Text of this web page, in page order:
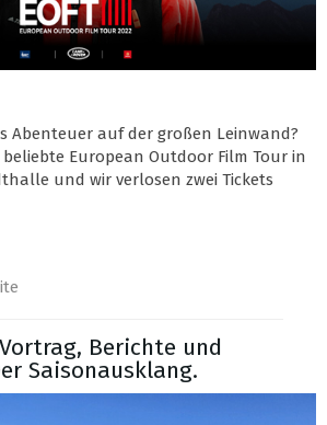
Abenteuer auf der großen Leinwand?
beliebte European Outdoor Film Tour in
und wir verlosen zwei Tickets
Berichte und
Saisonausklang.